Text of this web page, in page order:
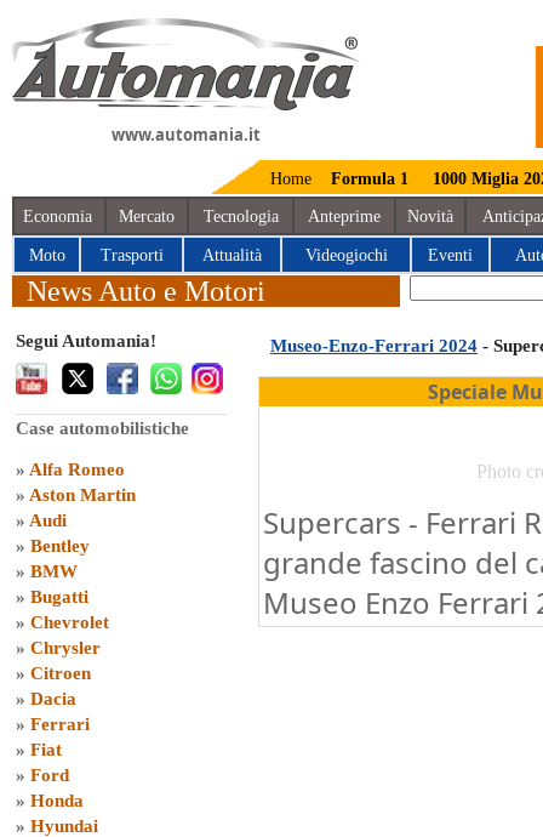
www.automania.it
Home Formula 1 1000 Miglia
Economia Mercato Tecnologia Anteprime Novità
Moto Trasporti Attualità Videogiochi Eventi
News Auto e Motori
Segui Automania!
Case automobilistiche
» Alfa Romeo
» Aston Martin
» Audi
» Bentley
» BMW
» Bugatti
» Chevrolet
» Chrysler
» Citroen
» Dacia
» Ferrari
» Fiat
» Ford
» Honda
» Hyundai
Museo-Enzo-Ferrari 2024 -
Speciale
Photo
Supercars - Ferrari
grande fascino del
Museo Enzo